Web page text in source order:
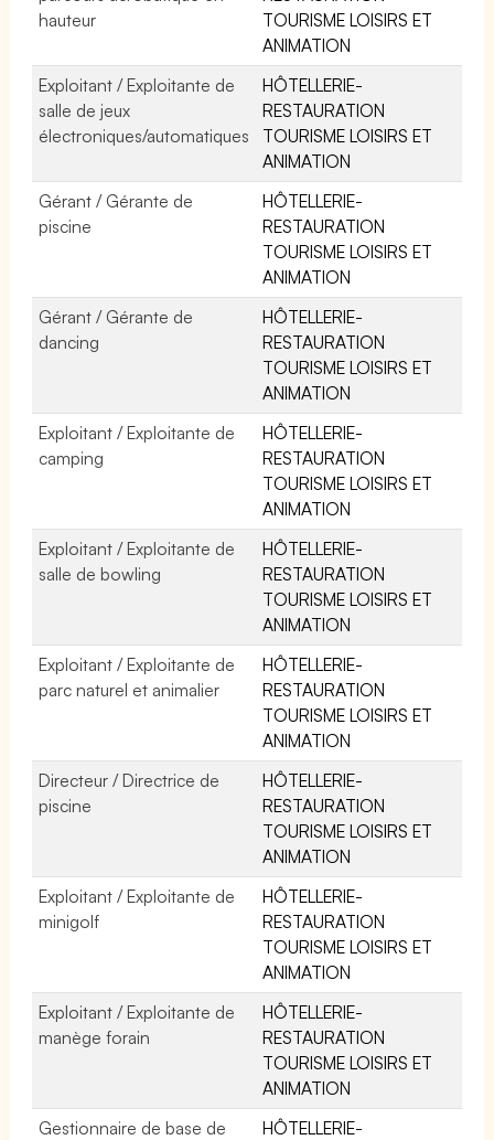
hauteur
TOURISME LOISIRS ET
ANIMATION
Exploitant / Exploitante de
salle de jeux
électroniques/automatiques
HÔTELLERIE-
RESTAURATION
TOURISME LOISIRS ET
ANIMATION
Gérant / Gérante de
piscine
HÔTELLERIE-
RESTAURATION
TOURISME LOISIRS ET
ANIMATION
Gérant / Gérante de
dancing
HÔTELLERIE-
RESTAURATION
TOURISME LOISIRS ET
ANIMATION
Exploitant / Exploitante de
camping
HÔTELLERIE-
RESTAURATION
TOURISME LOISIRS ET
ANIMATION
Exploitant / Exploitante de
salle de bowling
HÔTELLERIE-
RESTAURATION
TOURISME LOISIRS ET
ANIMATION
Exploitant / Exploitante de
parc naturel et animalier
HÔTELLERIE-
RESTAURATION
TOURISME LOISIRS ET
ANIMATION
Directeur / Directrice de
piscine
HÔTELLERIE-
RESTAURATION
TOURISME LOISIRS ET
ANIMATION
Exploitant / Exploitante de
minigolf
HÔTELLERIE-
RESTAURATION
TOURISME LOISIRS ET
ANIMATION
Exploitant / Exploitante de
manège forain
HÔTELLERIE-
RESTAURATION
TOURISME LOISIRS ET
ANIMATION
Gestionnaire de base de
HÔTELLERIE-